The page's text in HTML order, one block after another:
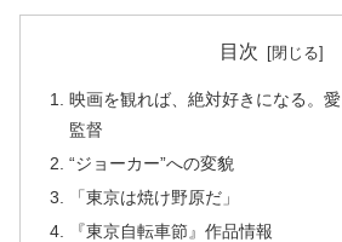
目次
映画を観れば、絶対好きになる。
監督
“ジョーカー”への変貌
「東京は焼け野原だ」
『東京自転車節』作品情報